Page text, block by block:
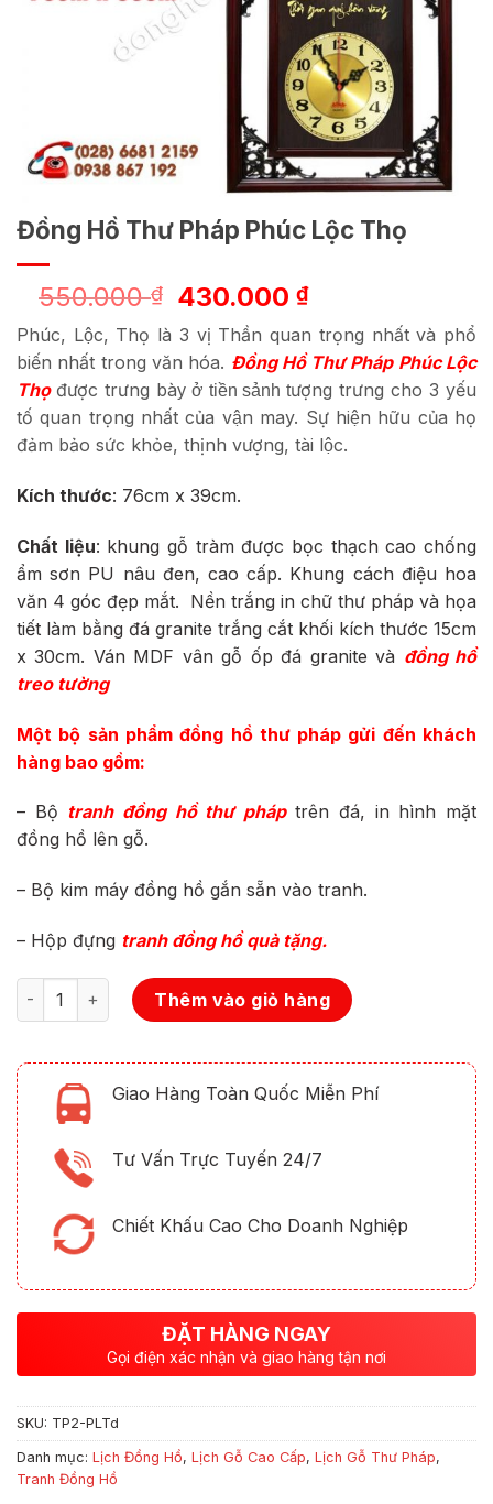
Đồng Hồ Thư Pháp Phúc Lộc Thọ
550.000₫
Giá
gốc
là:
550.000 ₫.
430.000₫Giá
hiện
tại
là:
430.000 ₫.
Phúc, Lộc, Thọ là 3 vị Thần quan trọng nhất và phổ
biến nhất trong văn hóa. Đồng Hồ Thư Pháp PhúcLộc
Thọ được trưng bày ở tiền sảnhtượng trưng cho 3 yếu
tố quan trọng nhất của vận may. Sự hiện hữu của họ
đảm bảo sức khỏe, thịnh vượng, tài lộc.
Kích thước: 76cm x 39cm.
Chất liệu: khung gỗ tràm được bọc thạch cao chống
ẩm sơn PU nâu đen, cao cấp. Khung cách điệu hoa
văn 4 góc đẹp mắt. Nền trắng in chữ thư pháp và họa
tiết làm bằng đá granite trắng cắt khối kích thước 15cm
x 30cm. Ván MDF vân gỗ ốp đá granite và đồng hồ
treo tường
Một bộ sản phẩm đồng hồ thư pháp gửi đến khách
hàng bao gồm:
– Bộ tranh đồng hồ thư pháptrên đá, in hình mặt
đồng hồ lên gỗ.
– Bộ kim máy đồng hồ gắn sẵn vào tranh.
– Hộp đựng tranh đồng hồquà tặng.
Số lượng Thêm vào giỏ hàng
Giao Hàng Toàn Quốc Miễn Phí
Tư Vấn Trực Tuyến 24/7
Chiết Khấu Cao Cho Doanh Nghiệp
ĐẶT HÀNG NGAY
Gọi điện xác nhận và giao hàng tận nơi
SKU: TP2-PLTd
Danh mục: Lịch Đồng Hồ, Lịch Gỗ Cao Cấp, Lịch Gỗ Thư Pháp,
Tranh Đồng Hồ